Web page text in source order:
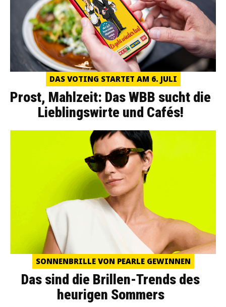
DAS VOTING STARTET AM 6. JULI
Prost, Mahlzeit: Das WBB sucht die
Lieblingswirte und Cafés!
SONNENBRILLE VON PEARLE GEWINNEN
Das sind die Brillen-Trends des
heurigen Sommers